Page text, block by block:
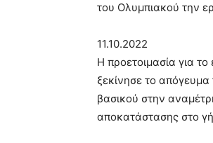
του Ολυμπιακού την
11.10.2022
Η προετοιμασία για
ξεκίνησε το
βασικού στην
αποκατάστασης στο